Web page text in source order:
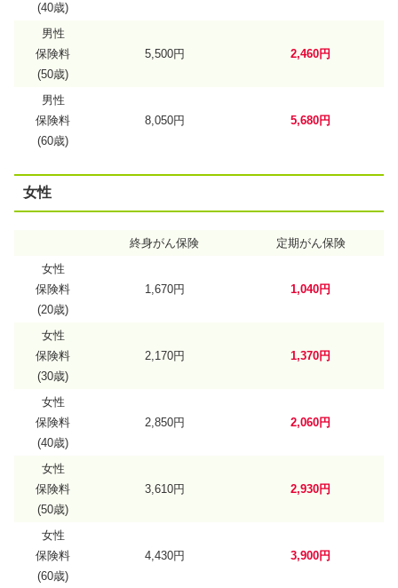
(40歳)
男性
保険料
(50歳)
5,500円 2,460円
男性
保険料
(60歳)
8,050円 5,680円
女性
終身がん保険
定期がん保険
女性
保険料
(20歳)
1,670円 1,040円
女性
保険料
(30歳)
2,170円 1,370円
女性
保険料
(40歳)
2,850円 2,060円
女性
保険料
(50歳)
3,610円 2,930円
女性
保険料
(60歳)
4,430円 3,900円